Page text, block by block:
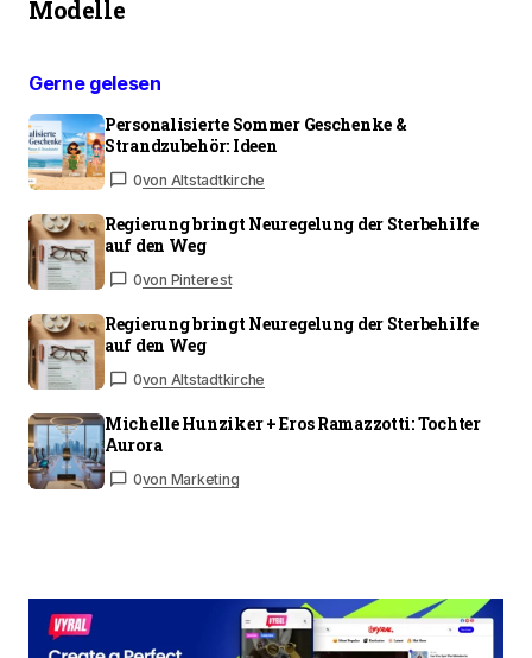
Modelle
Gerne gelesen
Personalisierte Sommer Geschenke &
Strandzubehör: Ideen
0von Altstadtkirche
Regierung bringt Neuregelung der Sterbehilfe
auf den Weg
0von Pinterest
Regierung bringt Neuregelung der Sterbehilfe
auf den Weg
0von Altstadtkirche
Michelle Hunziker + Eros Ramazzotti: Tochter
Aurora
0von Marketing